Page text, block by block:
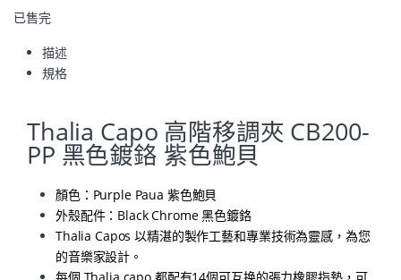
已售完
描述
規格
Thalia Capo 高階移調夾 CB200-
PP 黑色鍍鉻 紫色鮑貝
顏色：Purple Paua 紫色鮑貝
外殼配件：BlackChrome 黑色鍍鉻
Thalia Capos 以精湛的製作工藝和專業技術為靈感，為您
的音樂家設計。